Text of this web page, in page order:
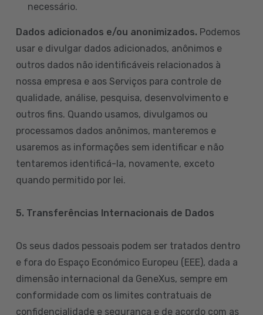
necessário.
Dados adicionados e/ou anonimizados. Podemos
usar e divulgar dados adicionados, anônimos e
outros dados não identificáveis relacionados à
nossa empresa e aos Serviços para controle de
qualidade, análise, pesquisa, desenvolvimento e
outros fins. Quando usamos, divulgamos ou
processamos dados anônimos, manteremos e
usaremos as informações sem identificar e não
tentaremos identificá-la, novamente, exceto
quando permitido por lei.
5. Transferências Internacionais de Dados
Os seus dados pessoais podem ser tratados dentro
e fora do Espaço Económico Europeu (EEE), dada a
dimensão internacional da GeneXus, sempre em
conformidade com os limites contratuais de
confidencialidade e segurança e de acordo com as